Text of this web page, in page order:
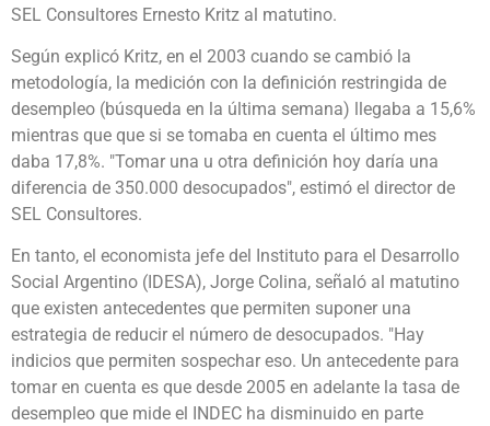
SEL Consultores Ernesto Kritz al matutino.
Según explicó Kritz, en el 2003 cuando se cambió la
metodología, la medición con la definición restringida de
desempleo (búsqueda en la última semana) llegaba a 15,6%
mientras que que si se tomaba en cuenta el último mes
daba 17,8%. "Tomar una u otra definición hoy daría una
diferencia de 350.000 desocupados", estimó el director de
SEL Consultores.
En tanto, el economista jefe del Instituto para el Desarrollo
Social Argentino (IDESA), Jorge Colina, señaló al matutino
que existen antecedentes que permiten suponer una
estrategia de reducir el número de desocupados. "Hay
indicios que permiten sospechar eso. Un antecedente para
tomar en cuenta es que desde 2005 en adelante la tasa de
desempleo que mide el INDEC ha disminuido en parte